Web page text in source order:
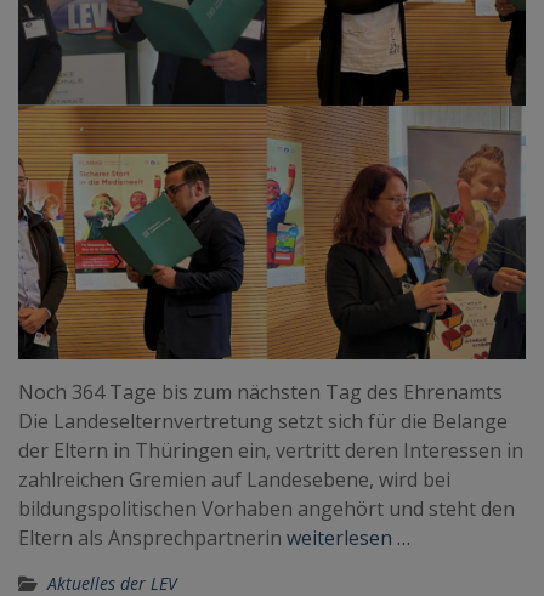
Noch 364 Tage bis zum nächsten Tag des Ehrenamts
Die Landeselternvertretung setzt sich für die Belange
der Eltern in Thüringen ein, vertritt deren Interessen in
zahlreichen Gremien auf Landesebene, wird bei
bildungspolitischen Vorhaben angehört und steht den
Eltern als Ansprechpartnerin weiterlesen …
Aktuelles der LEV